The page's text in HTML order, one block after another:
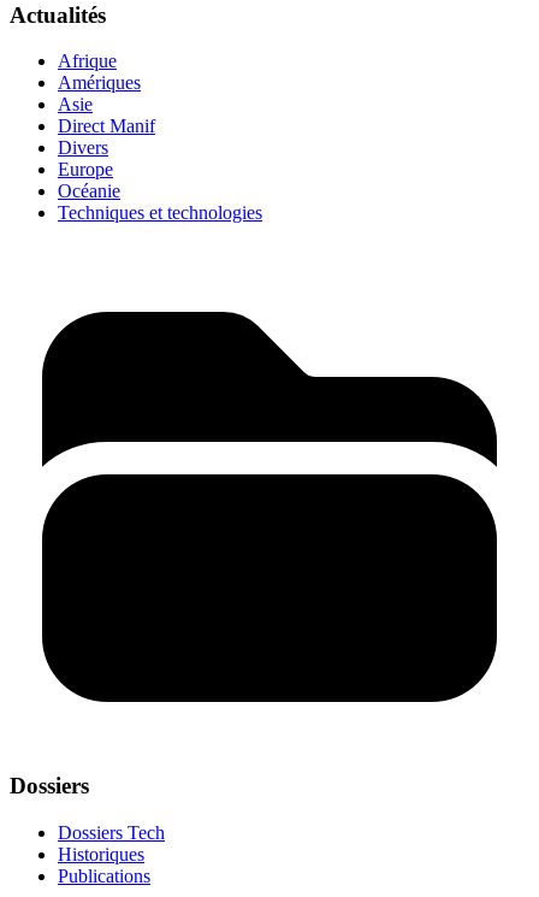
Actualités
Afrique
Amériques
Asie
Direct Manif
Divers
Europe
Océanie
Techniques et technologies
Dossiers
Dossiers Tech
Historiques
Publications